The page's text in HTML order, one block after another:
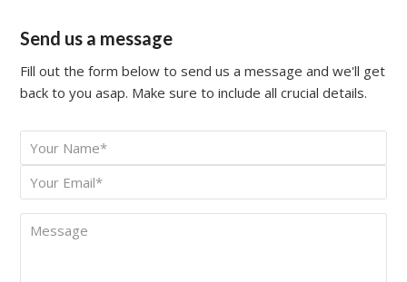
Send us a message
Fill out the form below to send us a message and we'll get
back to you asap. Make sure to include all crucial details.
Your
Name *
Your
Email
Message